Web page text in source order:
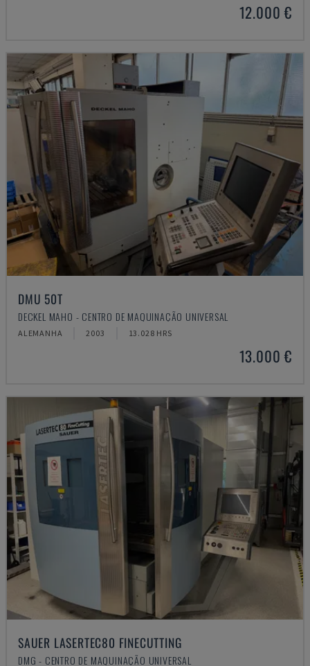
12.000 €
DMU 50T
DECKEL MAHO - CENTRO DE MAQUINAÇÃO UNIVERSAL
ALEMANHA 2003 13.028 HRS
13.000 €
SAUER LASERTEC80 FINECUTTING
DMG - CENTRO DE MAQUINAÇÃO UNIVERSAL